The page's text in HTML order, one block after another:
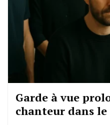
Garde à vue
chanteur dans